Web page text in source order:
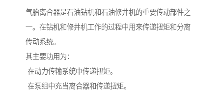
气胎离合器是石油钻机和石油修井机的重要传动部件之
一。在钻机和修井机工作的过程中用来传递扭矩和分离
传动系统。
其主要功用为：
在动力传输系统中传递扭矩。
在泵组中充当离合器和传递扭矩。